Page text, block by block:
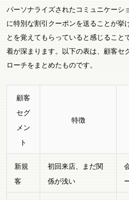
パーソナライズされたコミュニケーシ
に特別な割引クーポンを送ることが挙
とを覚えてもらっていると感じること
着が深まります。以下の表は、顧客セ
ローチをまとめたものです。
顧客
セグ
メン
ト
特徴
新規
客
初回来店、まだ関
係が浅い